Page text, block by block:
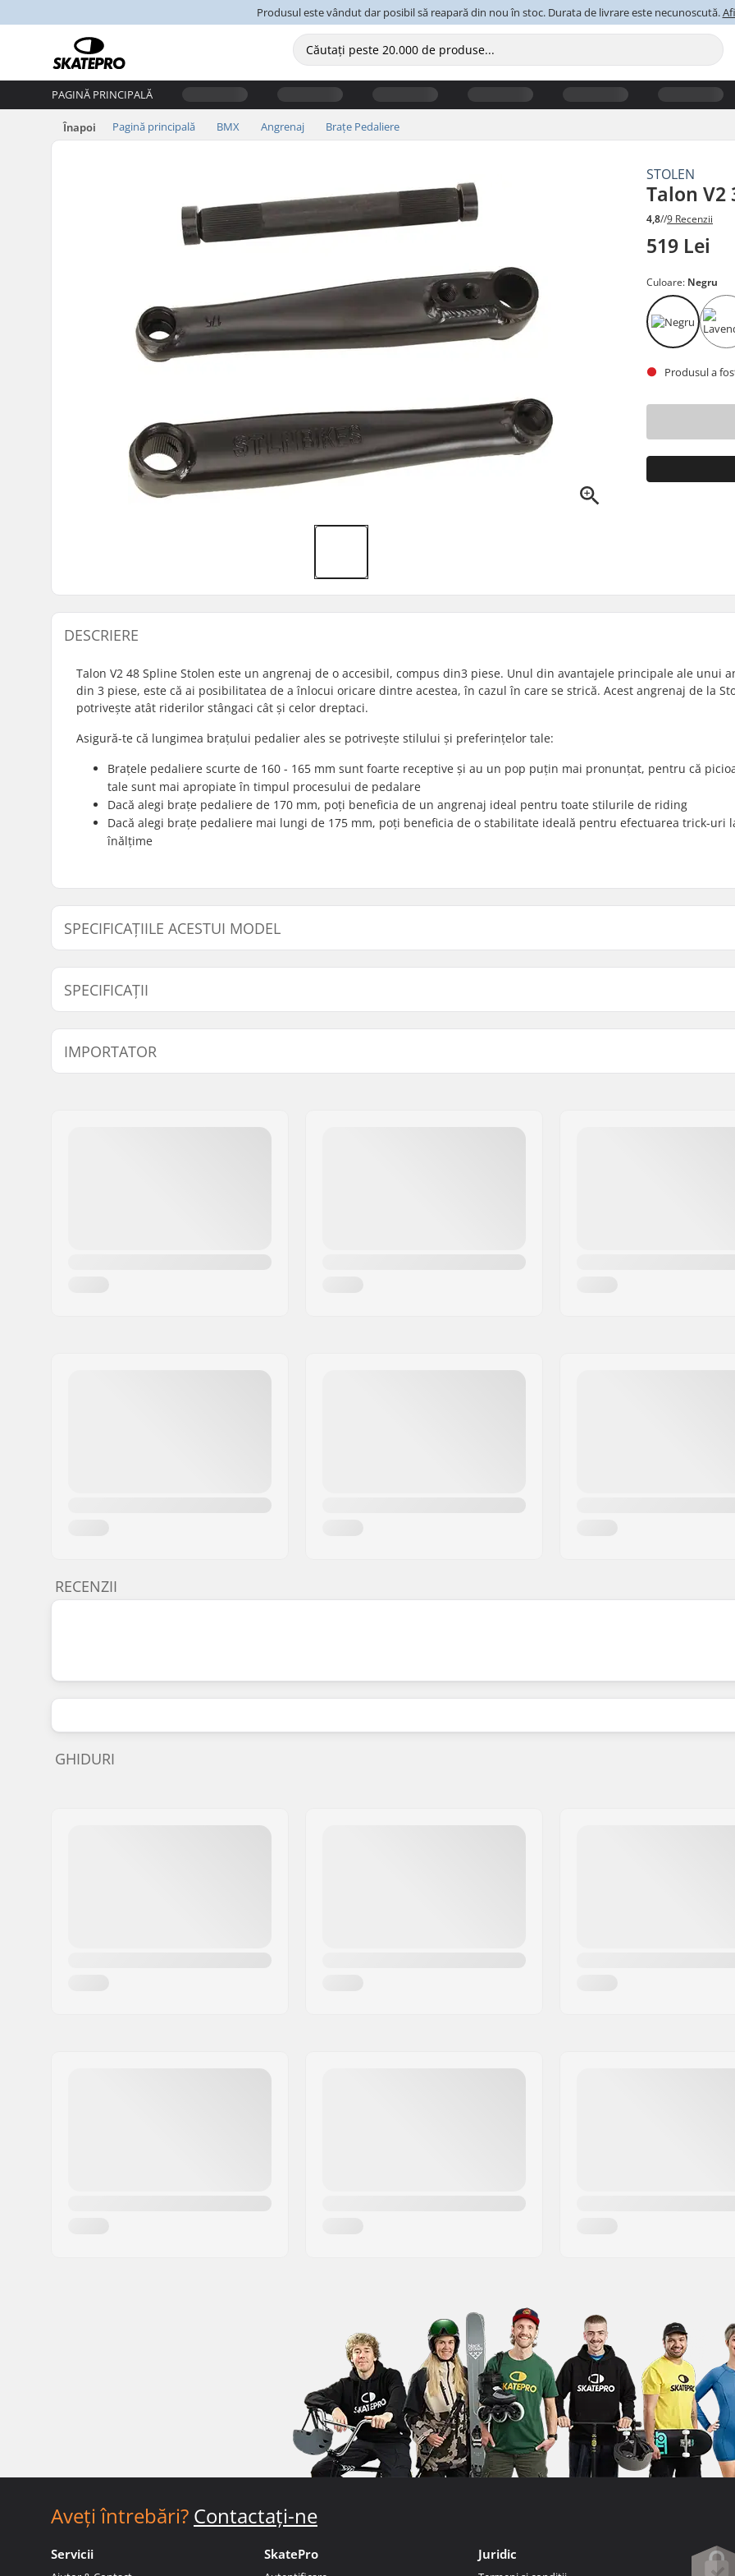
Produsul este vândut dar posibil să reapară din nou în stoc. Durata de livrare este necunoscută.
PAGINĂ PRINCIPALĂ
Înapoi Pagină principală BMX Angrenaj Brațe Pedaliere
STOLEN
Talon V2
4,8//9 Recenzii
519 Lei
Culoare: Negru
Produsul a
DESCRIERE
Talon V2 48 Spline Stolen este un angrenaj de o accesibil, compus din3 piese. Unul din avantajele principale ale unui
din 3 piese, este că ai posibilitatea de a înlocui oricare dintre acestea, în cazul în care se strică. Acest angrenaj de la
potrivește atât riderilor stângaci cât și celor dreptaci.
Asigură-te că lungimea brațului pedalier ales se potrivește stilului și preferințelor tale:
Brațele pedaliere scurte de 160 - 165 mm sunt foarte receptive și au un pop puțin mai pronunțat, pentru că
tale sunt mai apropiate în timpul procesului de pedalare
Dacă alegi brațe pedaliere de 170 mm, poți beneficia de un angrenaj ideal pentru toate stilurile de riding
Dacă alegi brațe pedaliere mai lungi de 175 mm, poți beneficia de o stabilitate ideală pentru efectuarea trick-uri
înălțime
SPECIFICAȚIILE ACESTUI MODEL
165mm - Negru
170mm - Negru
175mm - Lavender
SPECIFICAȚII
Driver side:
Stânga, Dreapta
Diametrul axei manivelei:
Montare foaie angrenaj:
48-spline, Bolt Drive
Procesul material:
Diametrul Osiei de la
IMPORTATOR
RECENZII
GHIDURI
Aveți întrebări? Contactați-ne
Servicii SkatePro Juridic